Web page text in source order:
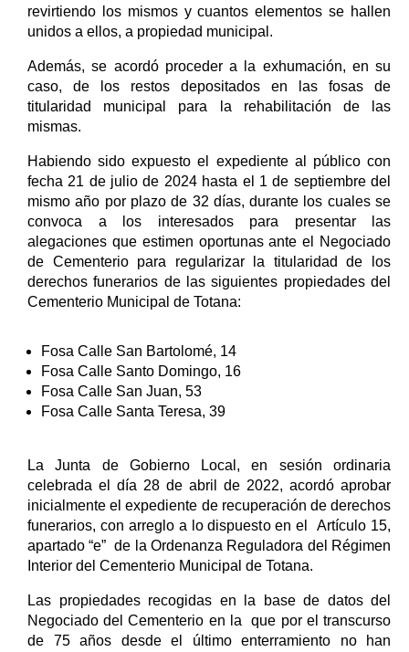
revirtiendo los mismos y cuantos elementos se hallen
unidos a ellos, a propiedad municipal.
Además, se acordó proceder a la exhumación, en su
caso, de los restos depositados en las fosas de
titularidad municipal para la rehabilitación de las
mismas.
Habiendo sido expuesto el expediente al público con
fecha 21 de julio de 2024 hasta el 1 de septiembre del
mismo año por plazo de 32 días, durante los cuales se
convoca a los interesados para presentar las
alegaciones que estimen oportunas ante el Negociado
de Cementerio para regularizar la titularidad de los
derechos funerarios de las siguientes propiedades del
Cementerio Municipal de Totana:
Fosa Calle San Bartolomé, 14
Fosa Calle Santo Domingo, 16
Fosa Calle San Juan, 53
Fosa Calle Santa Teresa, 39
La Junta de Gobierno Local, en sesión ordinaria
celebrada el día 28 de abril de 2022, acordó aprobar
inicialmente el expediente de recuperación de derechos
funerarios, con arreglo a lo dispuesto en el Artículo 15,
apartado “e” de la Ordenanza Reguladora del Régimen
Interior del Cementerio Municipal de Totana.
Las propiedades recogidas en la base de datos del
Negociado del Cementerio en la que por el transcurso
de 75 años desde el último enterramiento no han